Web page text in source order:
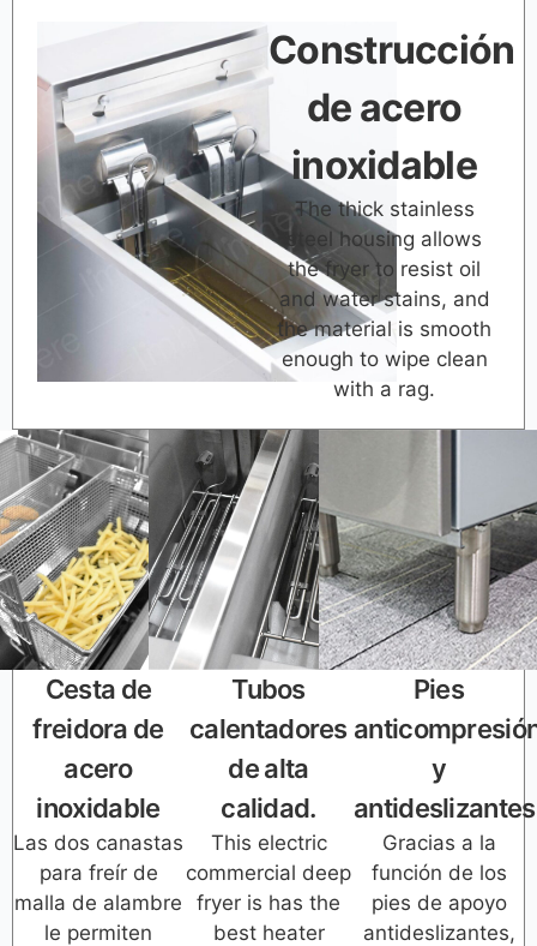
Construcción
de acero
inoxidable
The thick stainless
steel housing allows
the fryer to resist oil
and water stains, and
the material is smooth
enough to wipe clean
with a rag.
Cesta de
freidora de
acero
inoxidable
Las dos canastas
para freír de
malla de alambre
le permiten
Tubos
calentadores
de alta
calidad.
This electric
commercial deep
fryer is has the
best heater
Pies
y
antideslizantes
Gracias a la
función de los
pies de apoyo
antideslizantes,